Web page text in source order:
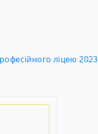
ліцею 2023